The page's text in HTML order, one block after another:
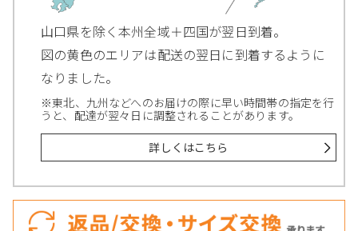
山口県を除く本州全域＋四国が翌日到着。
図の黄色のエリアは配送の翌日に到着するように
なりました。
※東北、九州などへのお届けの際に早い時間帯の指定を行
うと、配達が翌々日に調整されることがあります。
詳しくはこちら